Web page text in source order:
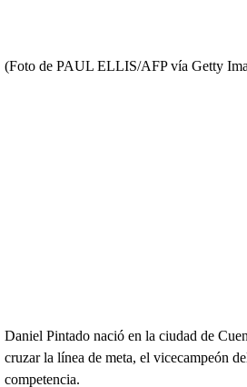
(Foto de PAUL ELLIS/AFP vía Getty
Daniel Pintado nació en la ciudad de
cruzar la línea de meta, el vicecampeón
competencia.